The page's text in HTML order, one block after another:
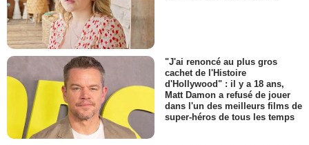
"J'ai renoncé au plus gros
cachet de l'Histoire
d'Hollywood" : il y a 18 ans,
Matt Damon a refusé de jouer
dans l'un des meilleurs films de
super-héros de tous les temps